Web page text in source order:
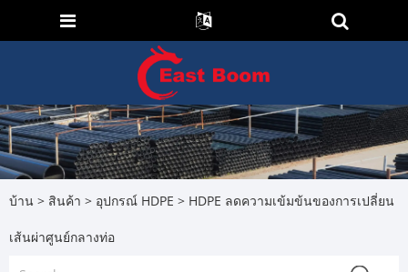
บ้าน > สินค้า > อุปกรณ์ HDPE > HDPE ลดความเข้มข้นของการเปลี่ยน
เส้นผ่าศูนย์กลางท่อ